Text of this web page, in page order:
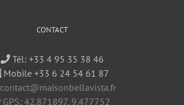
CONTACT
Tél: +33 4 95 35 38 46
Mobile +33 6 24 54 61 87
contact@maisonbellavista.fr
GPS: 42.871897, 9.477752